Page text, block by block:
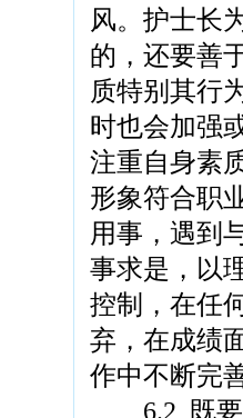
风。护士长
的，还要善
质特别其行
时也会加强
注重自身素
形象符合职
用事，遇到
事求是，以
控制，在任
弃，在成绩
作中不断完
6.2 既要